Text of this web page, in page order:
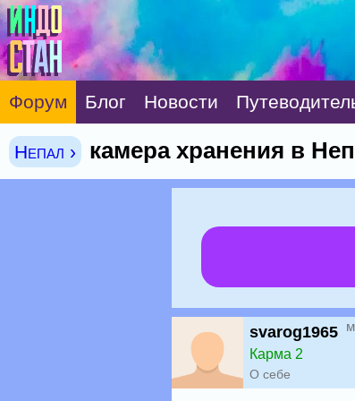
Форум Блог Новости
Непал › камера хранения в
svarog1965 м
Карма 2
О себе